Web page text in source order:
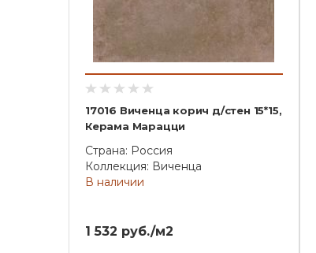
17016 Виченца корич д/стен 15*15,
Керама Марацци
Страна: Россия
Коллекция: Виченца
В наличии
1 532 руб./м2